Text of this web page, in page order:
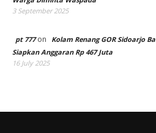
3 September 2025
pt 777on
Kolam Renang GOR Sidoarjo
Siapkan Anggaran Rp 467 Juta
16 July 2025